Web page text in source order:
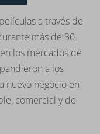
a través de
más de 30
los mercados de
a los
nuevo negocio en
comercial y de